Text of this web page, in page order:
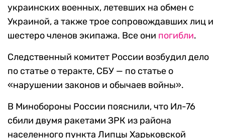
украинских военных, летевших на обмен с
Украиной, а также трое сопровождавших лиц и
шестеро членов экипажа. Все они погибли.
Следственный комитет России возбудил дело
по статье о теракте, СБУ — по статье о
«нарушении законов и обычаев войны».
В Минобороны России пояснили, что Ил-76
сбили двумя ракетами ЗРК из района
населенного пункта Липцы Харьковской